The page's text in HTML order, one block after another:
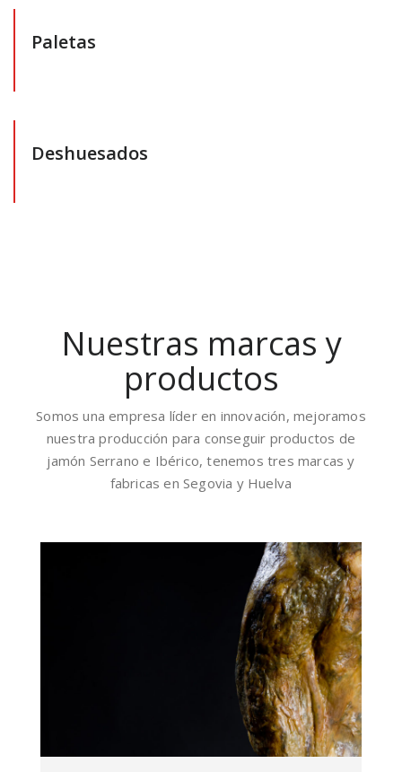
Paletas
Deshuesados
Nuestras marcas y
productos
Somos una empresa líder en innovación, mejoramos
nuestra producción para conseguir productos de
jamón Serrano e Ibérico, tenemos tres marcas y
fabricas en Segovia y Huelva